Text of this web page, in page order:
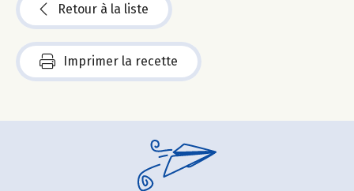
Retour à la liste
Imprimer la recette